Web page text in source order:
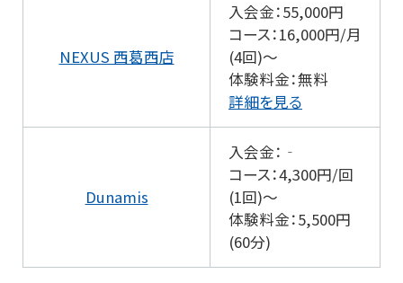
NEXUS 西葛西店
入会金：55,000円
コース：16,000円/月
(4回)～
体験料金：無料
詳細を見る
Dunamis
入会金：‐
コース：4,300円/回
(1回)～
体験料金：5,500円
(60分)